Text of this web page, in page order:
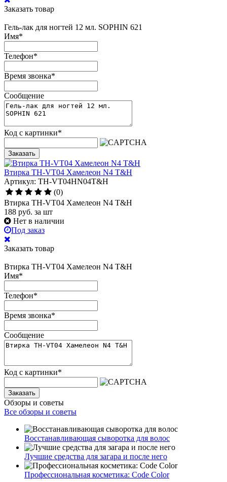
Заказать товар
Гель-лак для ногтей 12 мл. SOPHIN 621
Имя*
Телефон*
Время звонка*
Сообщение
Код с картинки*
Заказать
Втирка TH-VT04 Хамелеон N4 T&H
Артикул: TH-VT04HN04T&H
(0)
Втирка TH-VT04 Хамелеон N4 T&H
188 руб. за шт
Нет в наличии
Под заказ
Заказать товар
Втирка TH-VT04 Хамелеон N4 T&H
Имя*
Телефон*
Время звонка*
Сообщение
Код с картинки*
Заказать
Обзоры и советы
Все обзоры и советы
Восстанавливающая сыворотка для волос
Лучшие средства для загара и после него
Профессиональная косметика: Code Color